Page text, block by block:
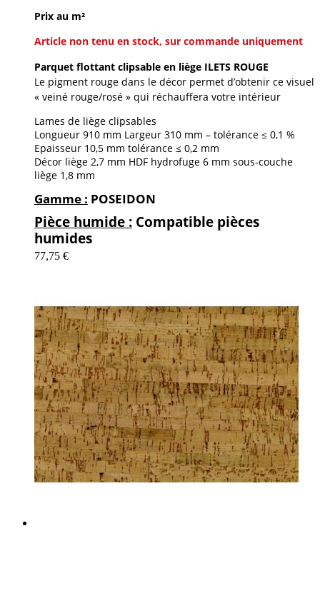
Prix au m²
Article non tenu en stock, sur commande uniquement
Parquet flottant clipsable en liège ILETS ROUGE
Le pigment rouge dans le décor permet d’obtenir ce visuel
« veiné rouge/rosé » qui réchauffera votre intérieur
Lames de liège clipsables
Longueur 910 mm Largeur 310 mm – tolérance ≤ 0,1 %
Epaisseur 10,5 mm tolérance ≤ 0,2 mm
Décor liège 2,7 mm HDF hydrofuge 6 mm sous-couche
liège 1,8 mm
Gamme : POSEIDON
Pièce humide : Compatible pièces
humides
77,75 €